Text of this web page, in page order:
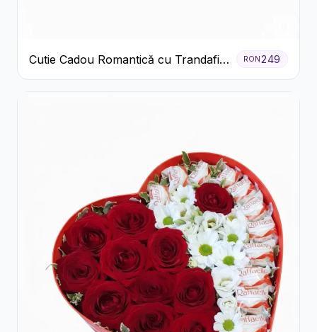
Cutie Cadou Romantică cu Trandafiri
Șampanie și Lumânare
RON249